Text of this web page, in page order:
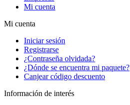
Mi cuenta
Mi cuenta
Iniciar sesión
Registrarse
¿Contraseña olvidada?
¿Dónde se encuentra mi paquete?
Canjear código descuento
Información de interés